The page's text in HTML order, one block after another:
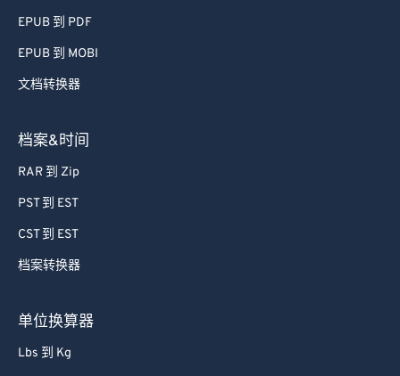
EPUB 到 PDF
EPUB 到 MOBI
文档转换器
档案&时间
RAR 到 Zip
PST 到 EST
CST 到 EST
档案转换器
单位换算器
Lbs 到 Kg